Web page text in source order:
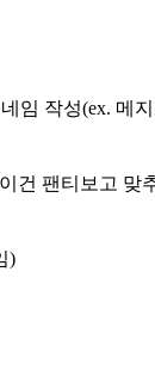
임 작성(ex. 메
팬티보고 맞
)